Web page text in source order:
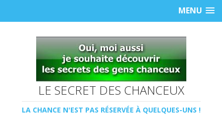
MENU
LE SECRET DES CHANCEUX
LA CHANCE N'EST PAS RÉSERVÉE À QUELQUES-UNS !